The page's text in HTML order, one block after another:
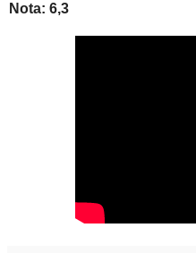
Nota: 6,3